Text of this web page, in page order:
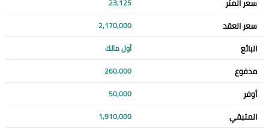
سعر المتر 23,125
سعر العقد 2,170,000
البائع أول مالك
مدفوع 260,000
أوفر 50,000
المتبقي 1,910,000